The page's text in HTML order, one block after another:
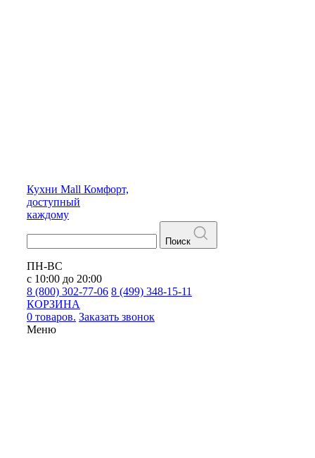
Кухни Mall Комфорт,
доступный
каждому
Поиск
ПН-ВС
с 10:00 до 20:00
8 (800) 302-77-06 8 (499) 348-15-11
КОРЗИНА
0 товаров. Заказать звонок
Меню